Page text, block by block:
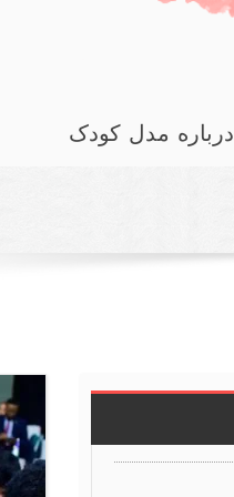
درباره مدل کودک